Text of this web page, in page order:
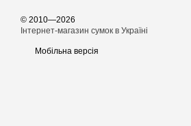
© 2010—2026
Інтернет-магазин сумок в Україні
Мобільна версія